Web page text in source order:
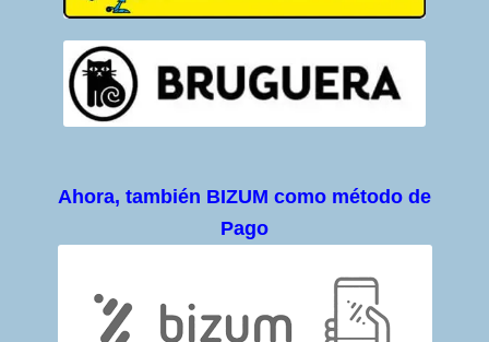
Ahora, también BIZUM como método de
Pago